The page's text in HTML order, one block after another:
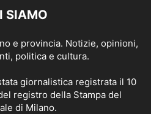
SIAMO
e provincia. Notizie, opinioni,
politica e cultura.
giornalistica registrata il 10
registro della Stampa del
di Milano.